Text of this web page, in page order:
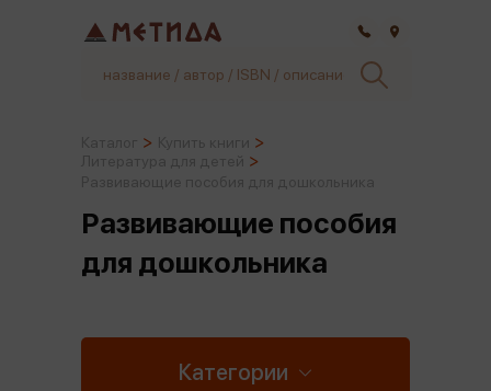
Развивающие пособия
для дошкольника
Категории